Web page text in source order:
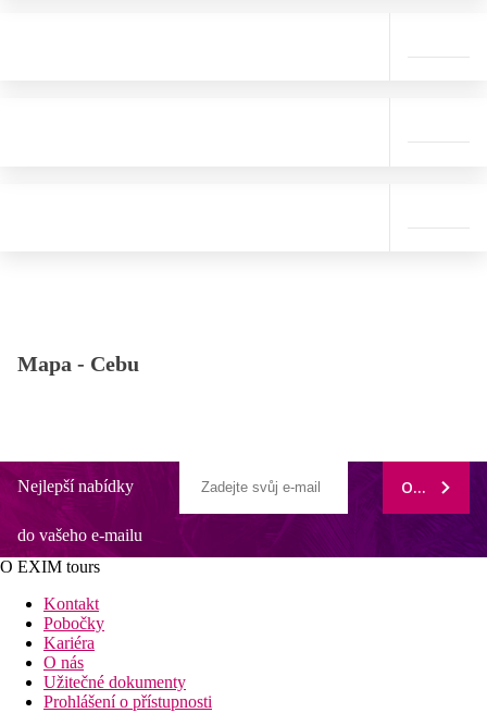
Mapa - Cebu
Nejlepší nabídky
do vašeho e-mailu
ODEBÍRAT
O EXIM tours
Kontakt
Pobočky
Kariéra
O nás
Užitečné dokumenty
Prohlášení o přístupnosti